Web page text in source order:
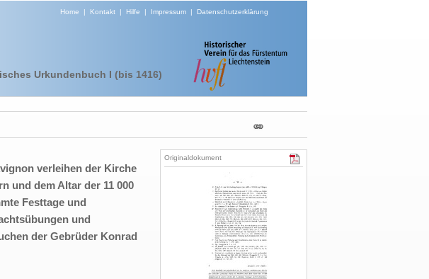
Home | Kontakt| Hilfe | Impressum| Datenschutzerklärung
Urkundenbuch I (bis 1416)
verleihen der Kirche
und dem Altar der 11 000
Festtage und
und
der Gebrüder Konrad
Originaldokument